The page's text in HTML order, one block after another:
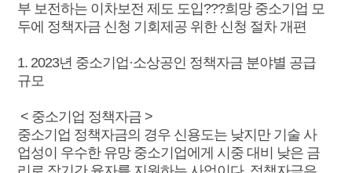
부 보전하는 이차보전 제도 도입???희망 중소기업 모
두에 정책자금 신청 기회제공 위한 신청 절차 개편
1. 2023년 중소기업·소상공인 정책자금 분야별 공급
규모
< 중소기업 정책자금 >
중소기업 정책자금의 경우 신용도는 낮지만 기술 사
업성이 우수한 유망 중소기업에게 시중 대비 낮은 금